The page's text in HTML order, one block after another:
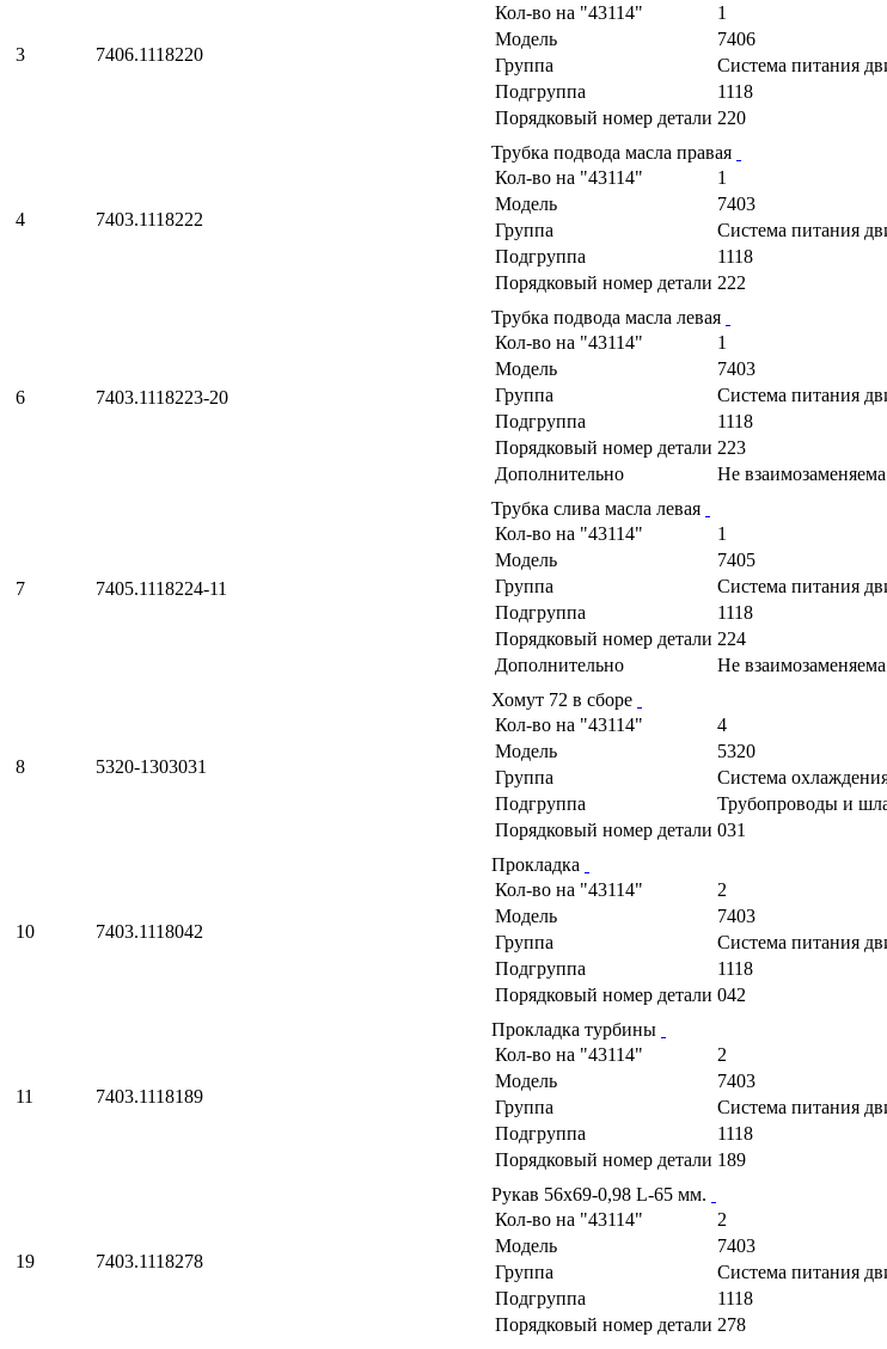
3 7406.1118220
Кол-во на "43114"
1
Модель
7406
Группа
Cистема питания
Подгруппа
1118
Порядковый номер детали 220
4 7403.1118222
Трубка подвода масла правая
Кол-во на "43114"
1
Модель
7403
Группа
Cистема питания
Подгруппа
1118
Порядковый номер детали 222
6 7403.1118223-20
Трубка подвода масла левая
Кол-во на "43114"
1
Модель
7403
Группа
Cистема питания
Подгруппа
1118
Порядковый номер детали 223
Дополнительно
Не
7 7405.1118224-11
Трубка слива масла левая
Кол-во на "43114"
1
Модель
7405
Группа
Cистема питания
Подгруппа
1118
Порядковый номер детали 224
Дополнительно
Не
8 5320-1303031
Хомут 72 в сборе
Кол-во на "43114"
4
Модель
5320
Группа
Система
Подгруппа
Трубопроводы и
Порядковый номер детали 031
10 7403.1118042
Прокладка
Кол-во на "43114"
2
Модель
7403
Группа
Cистема питания
Подгруппа
1118
Порядковый номер детали 042
11 7403.1118189
Прокладка турбины
Кол-во на "43114"
2
Модель
7403
Группа
Cистема питания
Подгруппа
1118
Порядковый номер детали 189
19 7403.1118278
Рукав 56х69-0,98 L-65 мм.
Кол-во на "43114"
2
Модель
7403
Группа
Cистема питания
Подгруппа
1118
Порядковый номер детали 278